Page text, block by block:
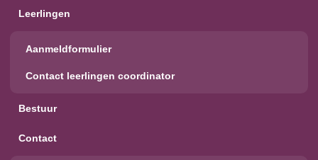
Leerlingen
Aanmeldformulier
Contact leerlingen coordinator
Bestuur
Contact